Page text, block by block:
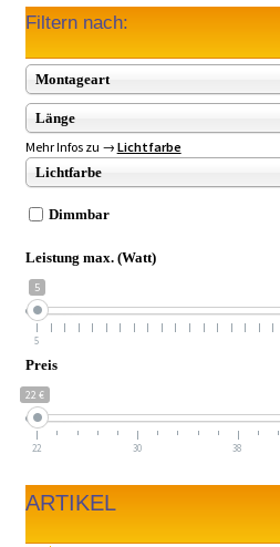
Filtern nach:
Montageart
Länge
Mehr Infos zu → Lichtfarbe
Lichtfarbe
Dimmbar
Leistung max. (Watt)
5
5
Preis
22 €
22 30 38
ARTIKEL